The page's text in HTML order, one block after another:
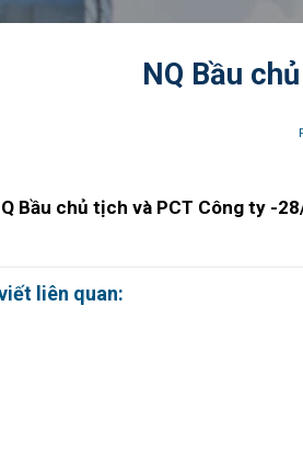
NQ Bầu
Bầu chủ tịch và PCT Công ty -
liên quan: